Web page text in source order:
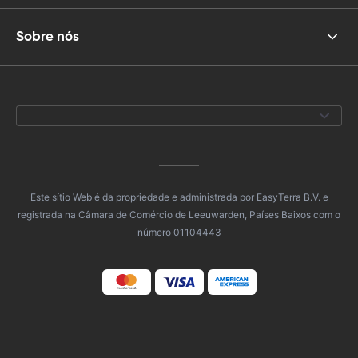
Sobre nós
Este sítio Web é da propriedade e administrada por EasyTerra B.V. e
registrada na Câmara de Comércio de Leeuwarden, Países Baixos com o
número 01104443